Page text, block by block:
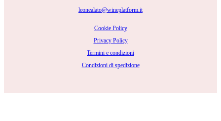
leonealato@wineplatform.it
Cookie Policy
Privacy Policy
Termini e condizioni
Condizioni di spedizione